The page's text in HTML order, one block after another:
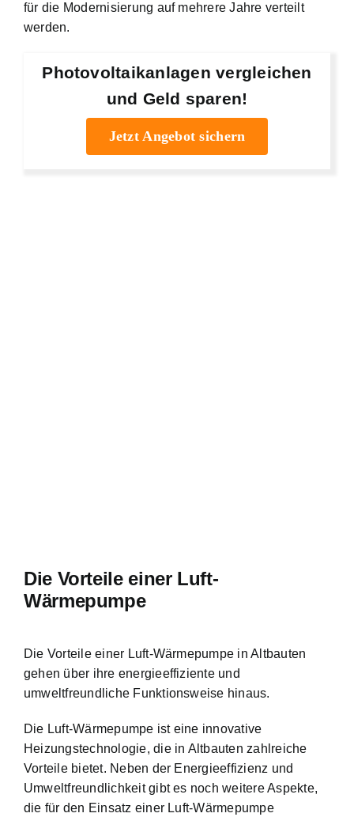
für die Modernisierung auf mehrere Jahre verteilt
werden.
Photovoltaikanlagen vergleichen
und Geld sparen!
Jetzt Angebot sichern
Die Vorteile einer Luft-
Wärmepumpe
Die Vorteile einer Luft-Wärmepumpe in Altbauten
gehen über ihre energieeffiziente und
umweltfreundliche Funktionsweise hinaus.
Die Luft-Wärmepumpe ist eine innovative
Heizungstechnologie, die in Altbauten zahlreiche
Vorteile bietet. Neben der Energieeffizienz und
Umweltfreundlichkeit gibt es noch weitere Aspekte,
die für den Einsatz einer Luft-Wärmepumpe